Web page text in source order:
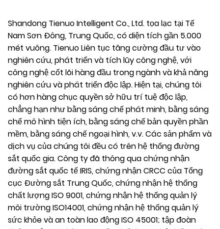
Shandong Tienuo Intelligent Co., Ltd. tọa lạc tại Tế
Nam Sơn Đông, Trung Quốc, có diện tích gần 5.000
mét vuông. Tienuo Liên tục tăng cường đầu tư vào
nghiên cứu, phát triển và tích lũy công nghệ, với
công nghệ cốt lõi hàng đầu trong ngành và khả năng
nghiên cứu và phát triển độc lập. Hiện tại, chúng tôi
có hơn hàng chục quyền sở hữu trí tuệ độc lập,
chẳng hạn như bằng sáng chế phát minh, bằng sáng
chế mô hình tiện ích, bằng sáng chế bản quyền phần
mềm, bằng sáng chế ngoại hình, v.v. Các sản phẩm và
dịch vụ của chúng tôi đều có trên hệ thống đường
sắt quốc gia. Công ty đã thông qua chứng nhận
đường sắt quốc tế IRIS, chứng nhận CRCC của Tổng
cục Đường sắt Trung Quốc, chứng nhận hệ thống
chất lượng ISO 9001, chứng nhận hệ thống quản lý
môi trường ISO14001, chứng nhận hệ thống quản lý
sức khỏe và an toàn lao động ISO 45001; tập đoàn